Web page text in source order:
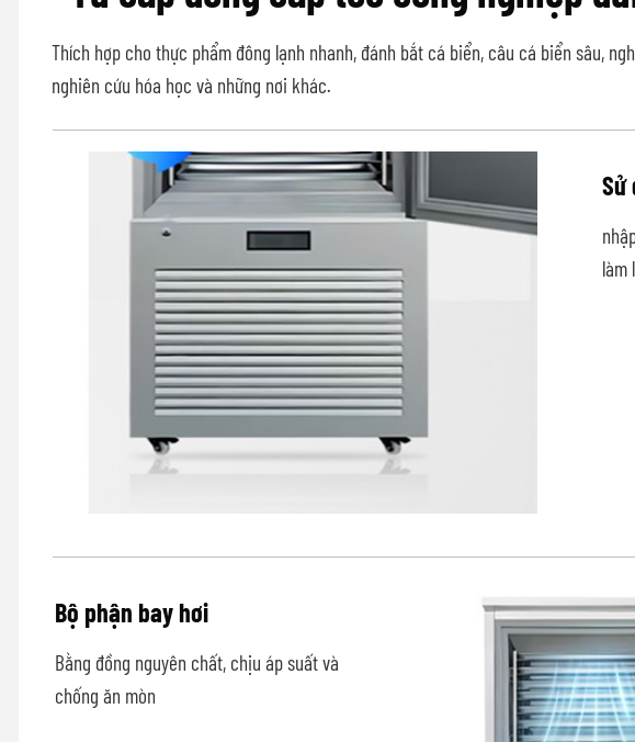
Thích hợp cho thực phẩm đông lạnh nhanh, đánh bắt cá biển, câu cá biển sâu,
nghiên cứu hóa học và những nơi khác.
Sử
làm
Bộ phận bay hơi
Bằng đồng nguyên chất, chịu áp suất và
chống ăn mòn